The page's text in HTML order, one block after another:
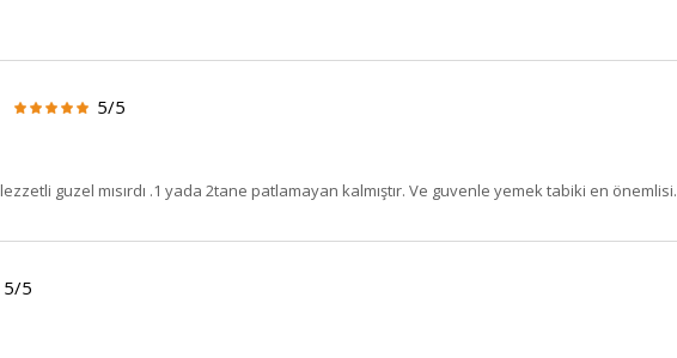
5/5
guzel mısırdı .1 yada 2tane patlamayan kalmıştır. Ve guvenle yemek tabiki en önemlisi.
5/5